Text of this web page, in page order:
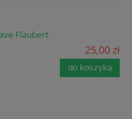
Flaubert
25,00 zł
do koszyka